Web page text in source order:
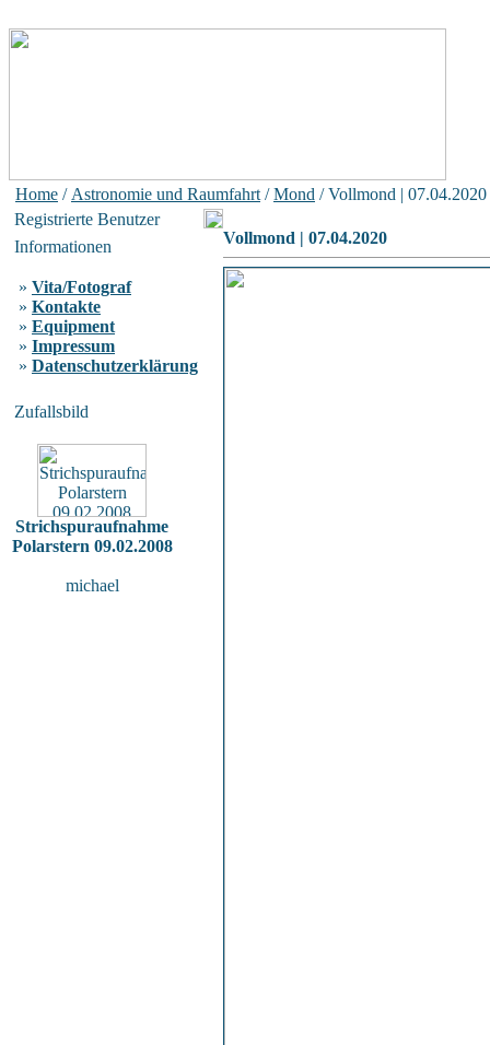
Home / Astronomie und Raumfahrt /Mond / Vollmond | 07.04.2020
Registrierte Benutzer
Informationen
» Vita/Fotograf
» Kontakte
» Equipment
» Impressum
» Datenschutzerklärung
Zufallsbild
Strichspuraufnahme
Polarstern 09.02.2008
michael
Vollmond | 07.04.2020